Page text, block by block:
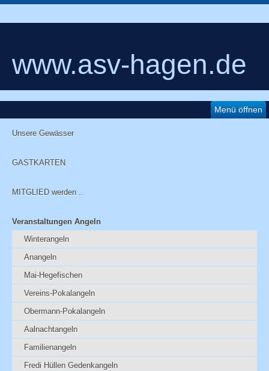
www.asv-hagen.de
Menü öffnen
Unsere Gewässer
GASTKARTEN
MITGLIED werden ..
Veranstaltungen Angeln
Winterangeln
Anangeln
Mai-Hegefischen
Vereins-Pokalangeln
Obermann-Pokalangeln
Aalnachtangeln
Familienangeln
Fredi Hüllen Gedenkangeln